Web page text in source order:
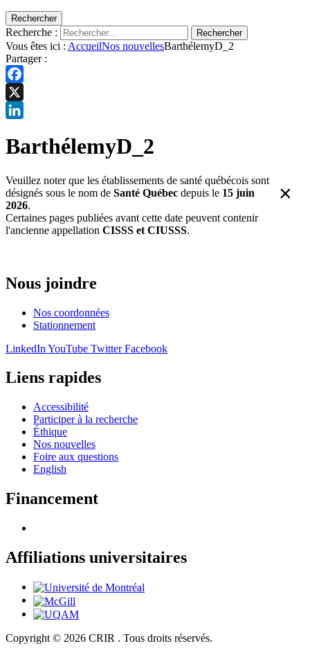
Rechercher
Recherche : Rechercher
Vous êtes ici : AccueilNos nouvellesBarthélemyD_2
Partager :
Facebook
X
BarthélemyD_2
Veuillez noter que les établissements de santé québécois sont
désignés sous le nom de Santé Québec depuis le 15 juin
2026.
Certaines pages publiées avant cette date peuvent contenir
l'ancienne appellation CISSS et CIUSSS.
×
Nous joindre
Nos coordonnées
Stationnement
LinkedIn YouTube Twitter Facebook
Liens rapides
Accessibilité
Participer à la recherche
Éthique
Nos nouvelles
Foire aux questions
English
Financement
Affiliations universitaires
Copyright © 2026 CRIR . Tous droits réservés.